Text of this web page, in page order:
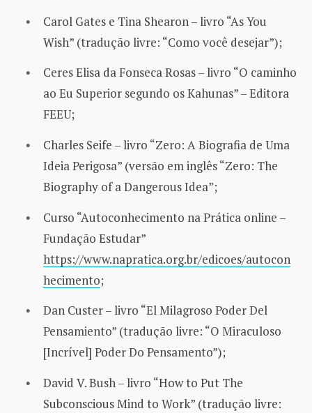
Carol Gates e Tina Shearon – livro “As You
Wish” (tradução livre: “Como você desejar”);
Ceres Elisa da Fonseca Rosas – livro “O caminho
ao Eu Superior segundo os Kahunas” – Editora
FEEU;
Charles Seife – livro “Zero: A Biografia de Uma
Ideia Perigosa” (versão em inglês “Zero: The
Biography of a Dangerous Idea”;
Curso “Autoconhecimento na Prática online –
Fundação Estudar”
https://www.napratica.org.br/edicoes/autocon
hecimento;
Dan Custer – livro “El Milagroso Poder Del
Pensamiento” (tradução livre: “O Miraculoso
[Incrível] Poder Do Pensamento”);
David V. Bush – livro “How to Put The
Subconscious Mind to Work” (tradução livre: